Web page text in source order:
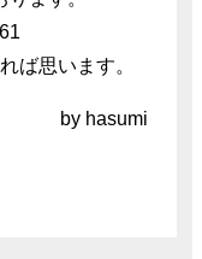
ば思います。
by hasumi